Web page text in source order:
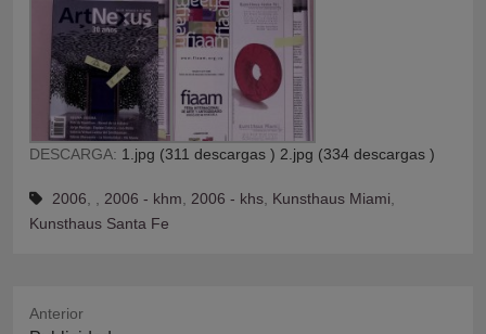
DESCARGA: 1.jpg (311 descargas ) 2.jpg (334 descargas )
2006 2006 - khm 2006 - khs Kunsthaus Miami
Kunsthaus Santa Fe
Anterior